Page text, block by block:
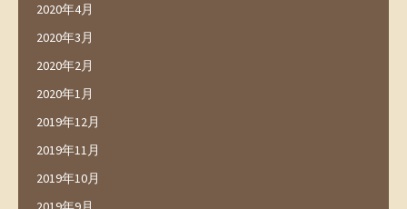
2020年4月
2020年3月
2020年2月
2020年1月
2019年12月
2019年11月
2019年10月